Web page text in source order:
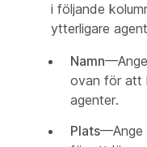
i följande
ytterligare
Namn
ovan för att
agenter.
Plats—Ange